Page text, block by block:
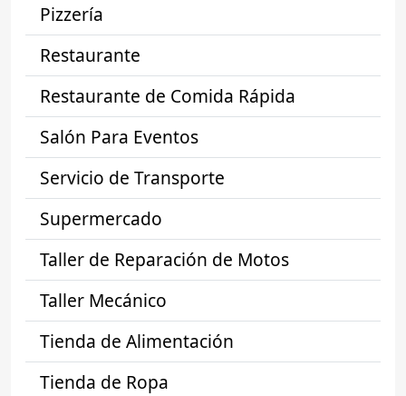
Pizzería
Restaurante
Restaurante de Comida Rápida
Salón Para Eventos
Servicio de Transporte
Supermercado
Taller de Reparación de Motos
Taller Mecánico
Tienda de Alimentación
Tienda de Ropa